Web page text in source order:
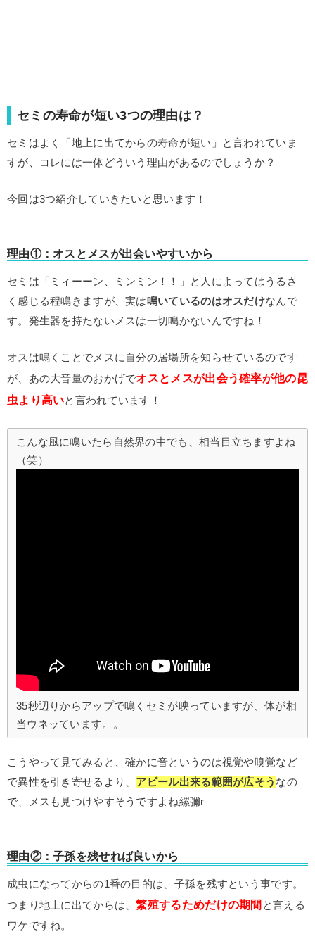
セミの寿命が短い3つの理由は？
セミはよく「地上に出てからの寿命が短い」と言われていま
すが、コレには一体どういう理由があるのでしょうか？
今回は3つ紹介していきたいと思います！
理由①：オスとメスが出会いやすいから
セミは「ミィーーン、ミンミン！！」と人によってはうるさ
く感じる程鳴きますが、実は鳴いているのはオスだけなんで
す。発生器を持たないメスは一切鳴かないんですね！
オスは鳴くことでメスに自分の居場所を知らせているのです
が、あの大音量のおかげでオスとメスが出会う確率が他の昆
虫より高いと言われています！
こんな風に鳴いたら自然界の中でも、相当目立ちますよね
（笑）
35秒辺りからアップで鳴くセミが映っていますが、体が相
当ウネッています。。
こうやって見てみると、確かに音というのは視覚や嗅覚など
で異性を引き寄せるより、 アピール出来る範囲が広そう なの
で、メスも見つけやすそうですよね縲彌r
理由②：子孫を残せれば良いから
成虫になってからの1番の目的は、子孫を残すという事です。
つまり地上に出てからは、繁殖するためだけの期間 と言える
ワケですね。